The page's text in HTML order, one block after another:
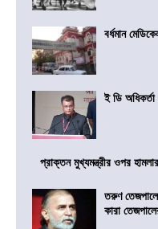
বর্ধমান
ই ডি
প্রাক্তন মুখ্যমন্ত্রীর ওপর
তরুণ
কারা